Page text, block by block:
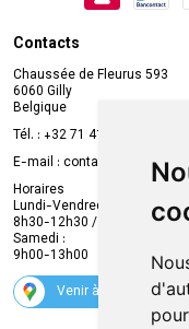
Contacts
Chaussée de Fleurus 593
6060 Gilly
Belgique
Tél. : +32 71 41 32 10
E-mail : contact
Horaires
Lundi-Vendredi :
8h30-12h30 / 13h30-18h30
Samedi :
9h00-13h00
Venir à la pharmacie